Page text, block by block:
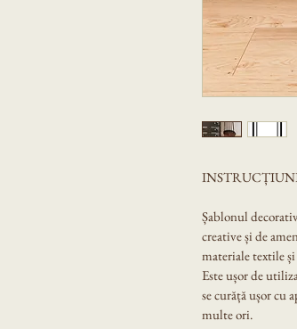
Șablonul
creative și de
materiale textile
Este ușor de
se curăță ușor cu
multe ori.